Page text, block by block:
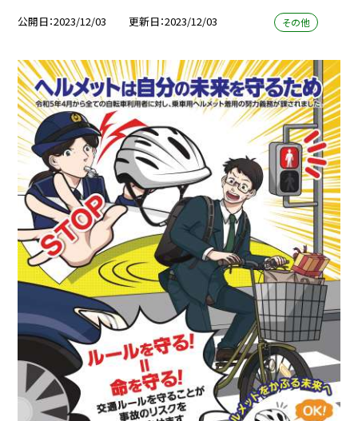
公開日 2023/12/03 更新日 2023/12/03 その他